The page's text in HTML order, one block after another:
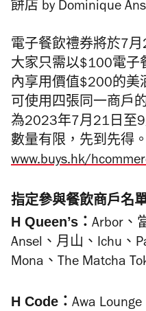
餅店 by Dominique
電子餐飲禮券將於7月
大家只需以$100 電子
內享用價值$200的美
可使用四張同一商戶
為2023年 7月 21日至9
數量有限，先到先得
www.buys.hk/
指定參與餐飲商戶名
H Queen’s： Arbor、
Ansel、月山、Ichu、
Mona、The Matcha
H Code： Awa Lounge